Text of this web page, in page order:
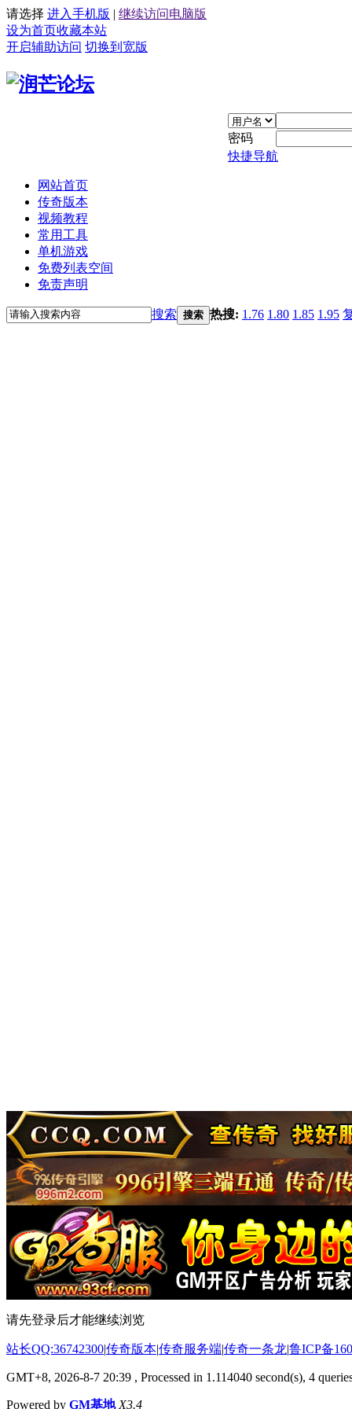
请选择 进入手机版 | 继续访问电脑版
设为首页收藏本站
开启辅助访问 切换到宽版
密码
快捷导航
网站首页
传奇版本
视频教程
常用工具
单机游戏
免费列表空间
免责声明
搜索 搜索 热搜: 1.76 1.80 1.85 1.95
请先登录后才能继续浏览
站长QQ:36742300|传奇版本|传奇服务端|传奇一条龙|鲁ICP备
GMT+8, 2026-8-7 20:39 , Processed in 1.114040 second(s), 4
Powered by GM基地 X3.4